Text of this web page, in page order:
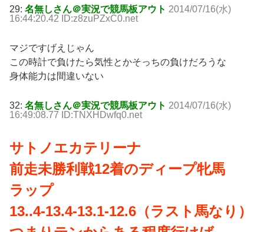
29: 名無しさん＠実況で競馬板アウト 2014/07/16(水)
16:44:20.42 ID:z8zuPZxC0.net
マジですげえじゃん
この時計で負けたら気性とかそっちの負けだろうな
身体能力は間違いない
32: 名無しさん＠実況で競馬板アウト 2014/07/16(水)
16:49:08.77 ID:TNXHDwfq0.net
サトノエカテリーナ
前走未勝利戦12着のディープ牝馬
ラップ
13..4-13.4-13.1-12.6（ラスト馬なり）